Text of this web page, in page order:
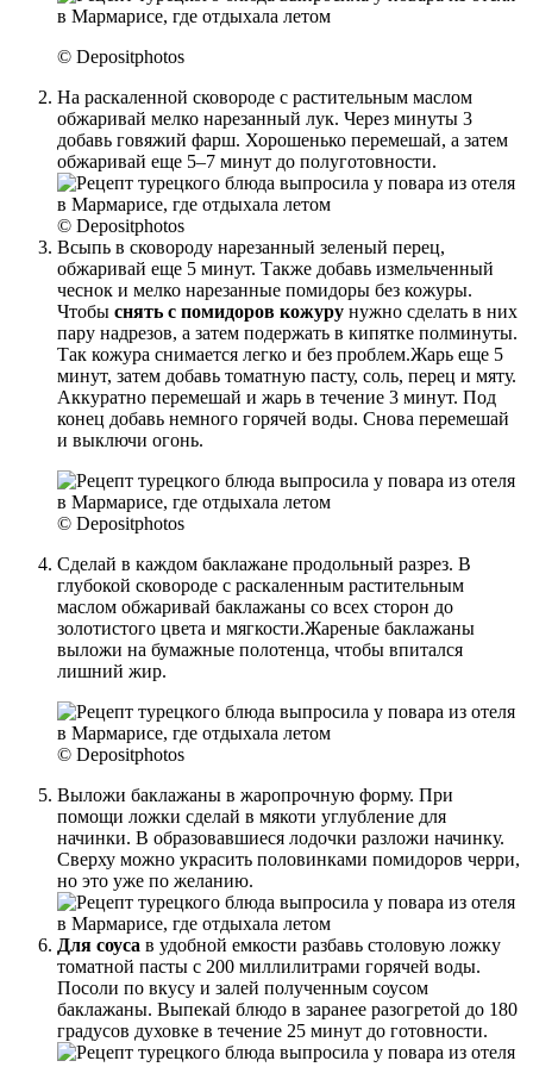
© Depositphotos
На раскаленной сковороде с растительным маслом
обжаривай мелко нарезанный лук. Через минуты 3
добавь говяжий фарш. Хорошенько перемешай, а затем
обжаривай еще 5–7 минут до полуготовности.
© Depositphotos
Всыпь в сковороду нарезанный зеленый перец,
обжаривай еще 5 минут. Также добавь измельченный
чеснок и мелко нарезанные помидоры без кожуры.
Чтобы снять с помидоров кожуру нужно сделать в них
пару надрезов, а затем подержать в кипятке полминуты.
Так кожура снимается легко и без проблем.Жарь еще 5
минут, затем добавь томатную пасту, соль, перец и мяту.
Аккуратно перемешай и жарь в течение 3 минут. Под
конец добавь немного горячей воды. Снова перемешай
и выключи огонь.
© Depositphotos
Сделай в каждом баклажане продольный разрез. В
глубокой сковороде с раскаленным растительным
маслом обжаривай баклажаны со всех сторон до
золотистого цвета и мягкости.Жареные баклажаны
выложи на бумажные полотенца, чтобы впитался
лишний жир.
© Depositphotos
Выложи баклажаны в жаропрочную форму. При
помощи ложки сделай в мякоти углубление для
начинки. В образовавшиеся лодочки разложи начинку.
Сверху можно украсить половинками помидоров черри,
но это уже по желанию.
Для соуса в удобной емкости разбавь столовую ложку
томатной пасты с 200 миллилитрами горячей воды.
Посоли по вкусу и залей полученным соусом
баклажаны. Выпекай блюдо в заранее разогретой до 180
градусов духовке в течение 25 минут до готовности.